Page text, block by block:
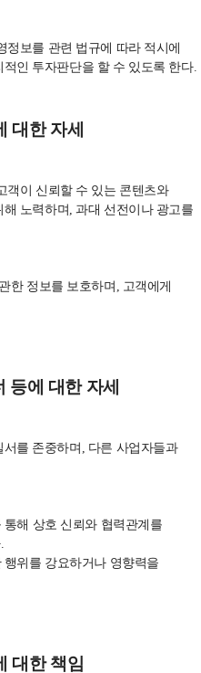
보를 관련 법규에 따라 적시에
인 투자판단을 할 수 있도록 한다.
대한 자세
객이 신뢰할 수 있는 콘텐츠와
노력하며 ,과대 선전이나 광고를
한 정보를 보호하며
고객에게
등에 대한 자세
를 존중하며
다른 사업자들과
통해 상호 신뢰와 협력관계를
행위를 강요하거나 영향력을
대한 책임